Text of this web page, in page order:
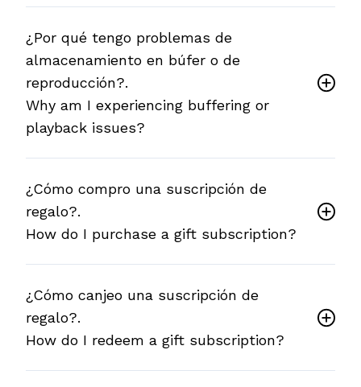
¿Por qué tengo problemas de
almacenamiento en búfer o de
reproducción?.
Why am I experiencing buffering or
playback issues?
¿Cómo compro una suscripción de
regalo?.
How do I purchase a gift subscription?
¿Cómo canjeo una suscripción de
regalo?.
How do I redeem a gift subscription?